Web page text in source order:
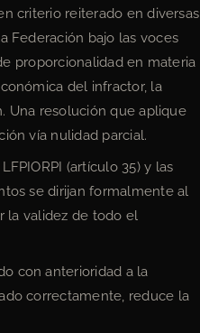
criterio reiterado en diversas
Federación bajo las voces
proporcionalidad en materia
del infractor, la
Una resolución que aplique
vía nulidad parcial.
(artículo 35) y las
se dirijan formalmente al
la validez de todo el
con anterioridad a la
correctamente, reduce la